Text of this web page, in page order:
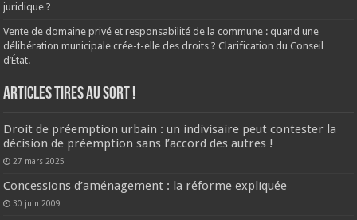
juridique ?
Vente de domaine privé et responsabilité de la commune : quand une
délibération municipale crée-t-elle des droits ? Clarification du Conseil
d’État.
ARTICLES TIRES AU SORT !
Droit de préemption urbain : un indivisaire peut contester la
décision de préemption sans l’accord des autres !
27 mars 2025
Concessions d’aménagement : la réforme expliquée
30 juin 2009